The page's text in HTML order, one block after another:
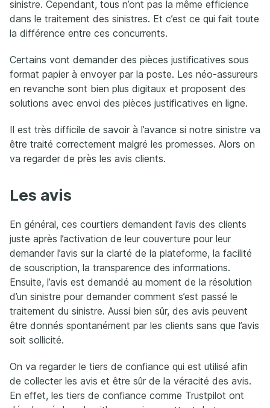
sinistre. Cependant, tous n’ont pas la même efficience
dans le traitement des sinistres. Et c’est ce qui fait toute
la différence entre ces concurrents.
Certains vont demander des pièces justificatives sous
format papier à envoyer par la poste. Les néo-assureurs
en revanche sont bien plus digitaux et proposent des
solutions avec envoi des pièces justificatives en ligne.
Il est très difficile de savoir à l’avance si notre sinistre va
être traité correctement malgré les promesses. Alors on
va regarder de près les avis clients.
Les avis
En général, ces courtiers demandent l’avis des clients
juste après l’activation de leur couverture pour leur
demander l’avis sur la clarté de la plateforme, la facilité
de souscription, la transparence des informations.
Ensuite, l’avis est demandé au moment de la résolution
d’un sinistre pour demander comment s’est passé le
traitement du sinistre. Aussi bien sûr, des avis peuvent
être donnés spontanément par les clients sans que l’avis
soit sollicité.
On va regarder le tiers de confiance qui est utilisé afin
de collecter les avis et être sûr de la véracité des avis.
En effet, les tiers de confiance comme Trustpilot ont